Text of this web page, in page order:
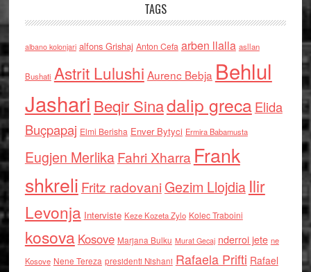
TAGS
albano kolonjari alfons Grishaj Anton Cefa arben llalla asllan
Bushati Astrit Lulushi Aurenc Bebja Behlul
Jashari Beqir Sinadalip grecaElida
Buçpapaj Elmi Berisha Enver Bytyci Ermira Babamusta
Eugjen MerlikaFahri Xharra Frank
shkreli Fritz radovaniGezim Llojdia Ilir
Levonja Interviste Keze Kozeta Zylo Kolec Traboini
kosova Kosove Marjana Bulku Murat Gecaj nderroi jete ne
Kosove Nene Tereza presidenti Nishani Rafaela Prifti Rafael